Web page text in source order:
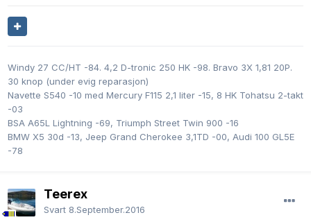
Windy 27 CC/HT -84. 4,2 D-tronic 250 HK -98. Bravo 3X 1,81 20P.
30 knop (under evig reparasjon)
Navette S540 -10 med Mercury F115 2,1 liter -15, 8 HK Tohatsu 2-takt
-03
BSA A65L Lightning -69, Triumph Street Twin 900 -16
BMW X5 30d -13, Jeep Grand Cherokee 3,1TD -00, Audi 100 GL5E
-78
Teerex
Svart 8.September.2016